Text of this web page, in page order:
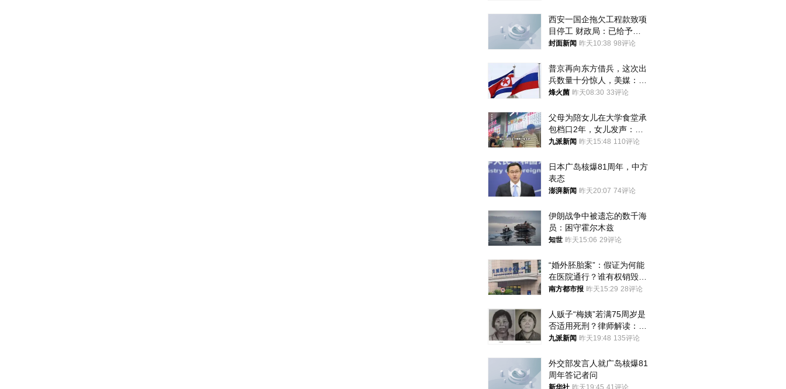
西安一国企拖欠工程款致项
目停工 财政局：已给予处
分，正督促整改
封面新闻 昨天10:38 98评论
普京再向东方借兵，这次出
兵数量十分惊人，美媒：俄
朝要动真格？
烽火菌 昨天08:30 33评论
父母为陪女儿在大学食堂承
包档口2年，女儿发声：初
衷是为了陪伴，毕业后将不
九派新闻 昨天15:48 110评论
日本广岛核爆81周年，中方
表态
澎湃新闻 昨天20:07 74评论
伊朗战争中被遗忘的数千海
员：困守霍尔木兹
知世 昨天15:06 29评论
“婚外胚胎案”：假证为何能
在医院通行？谁有权销毁胚
胎？
南方都市报 昨天15:29 28评论
人贩子“梅姨”若满75周岁是
否适用死刑？律师解读：很
大概率不会被判处死刑
九派新闻 昨天19:48 135评论
外交部发言人就广岛核爆81
周年答记者问